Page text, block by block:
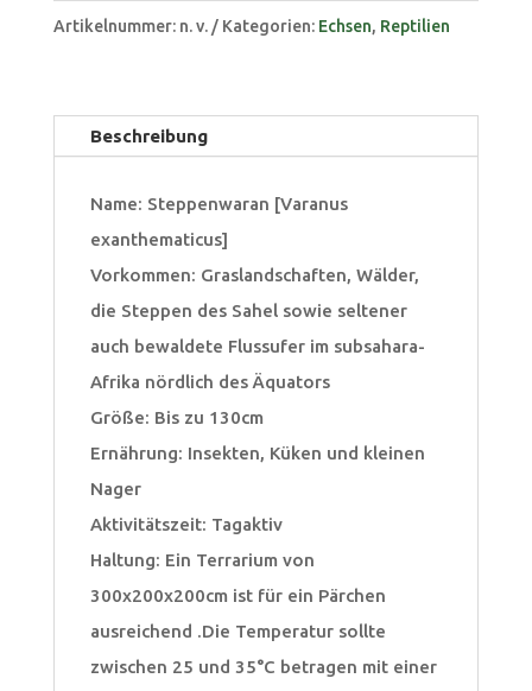
Menge
l
n
Artikelnummer: n. v. Kategorien: Echsen, Reptilien
Beschreibung
Name: Steppenwaran [Varanus
exanthematicus]
Vorkommen: Graslandschaften, Wälder,
die Steppen des Sahel sowie seltener
auch bewaldete Flussufer im subsahara-
Afrika nördlich des Äquators
Größe: Bis zu 130cm
Ernährung: Insekten, Küken und kleinen
Nager
Aktivitätszeit: Tagaktiv
Haltung: Ein Terrarium von
300x200x200cm ist für ein Pärchen
ausreichend .Die Temperatur sollte
zwischen 25 und 35°C betragen mit einer